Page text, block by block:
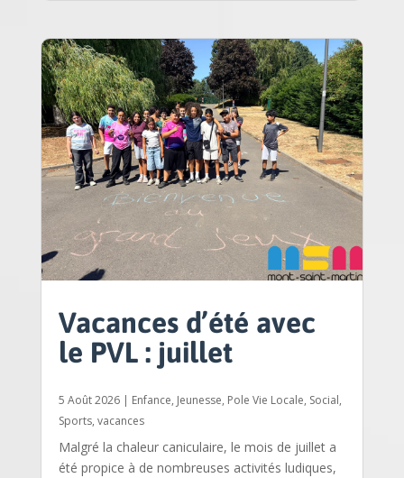
Vacances d’été avec
le PVL : juillet
5 Août 2026| Enfance, Jeunesse, Pole Vie Locale, Social,
Sports, vacances
Malgré la chaleur caniculaire, le mois de juillet a
été propice à de nombreuses activités ludiques,